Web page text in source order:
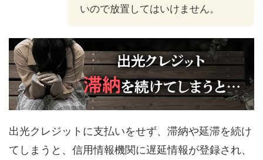
いので放置してはいけません。
出光クレジットに支払いをせず、滞納や延滞を続け
てしまうと、信用情報機関に遅延情報が登録され、